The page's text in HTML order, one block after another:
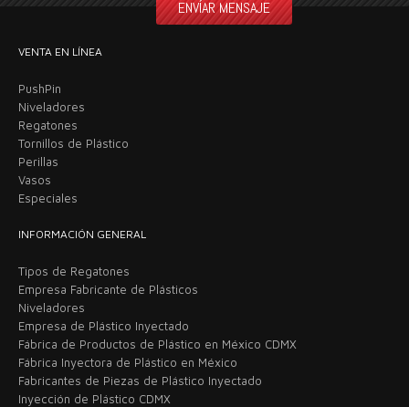
VENTA EN LÍNEA
PushPin
Niveladores
Regatones
Tornillos de Plástico
Perillas
Vasos
Especiales
INFORMACIÓN GENERAL
Tipos de Regatones
Empresa Fabricante de Plásticos
Niveladores
Empresa de Plástico Inyectado
Fábrica de Productos de Plástico en México CDMX
Fábrica Inyectora de Plástico en México
Fabricantes de Piezas de Plástico Inyectado
Inyección de Plástico CDMX